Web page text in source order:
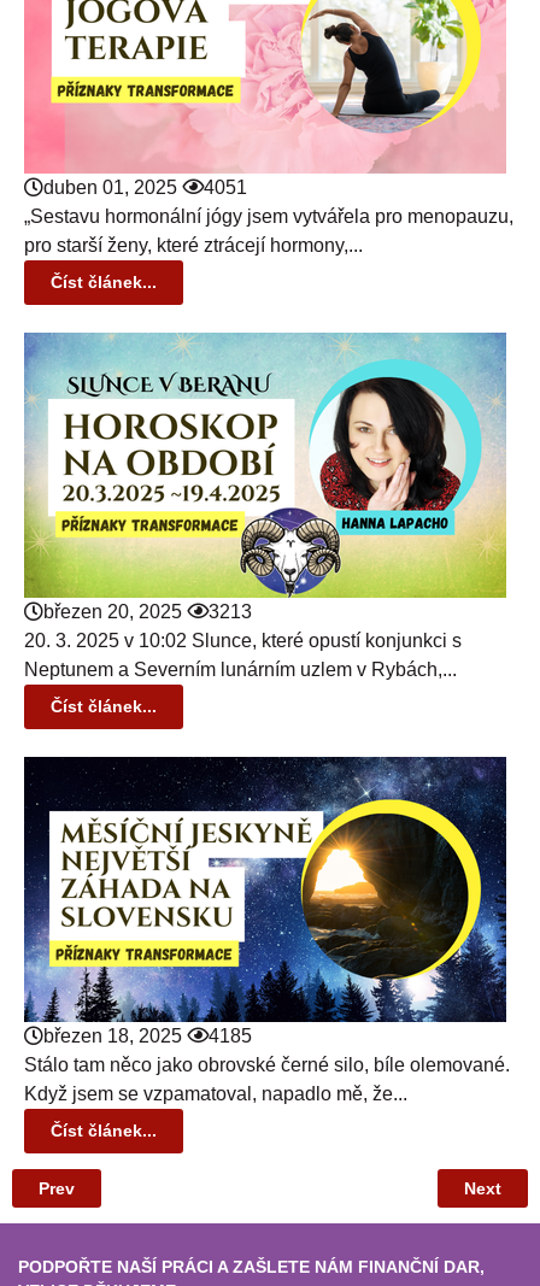
duben 01, 2025
4051
„Sestavu hormonální jógy jsem vytvářela pro menopauzu,
pro starší ženy, které ztrácejí hormony,...
Číst článek...
březen 20, 2025
3213
20. 3. 2025 v 10:02 Slunce, které opustí konjunkci s
Neptunem a Severním lunárním uzlem v Rybách,...
Číst článek...
březen 18, 2025
4185
Stálo tam něco jako obrovské černé silo, bíle olemované.
Když jsem se vzpamatoval, napadlo mě, že...
Číst článek...
Prev Next
PODPOŘTE NAŠÍ PRÁCI A ZAŠLETE NÁM FINANČNÍ DAR,